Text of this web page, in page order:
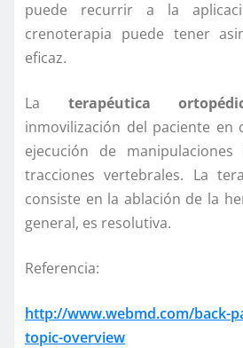
puede recurrir a la
crenoterapia puede tener
eficaz.
La terapéutica
inmovilización del paciente en
ejecución de
tracciones vertebrales. La
consiste en la ablación de la
general, es resolutiva.
Referencia:
http://www.webmd.com/back-
topic-overview